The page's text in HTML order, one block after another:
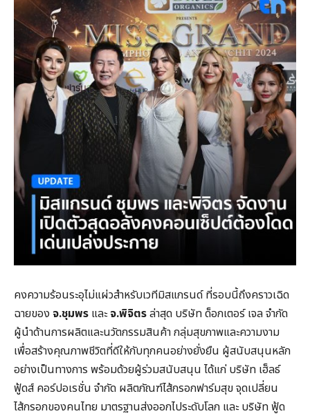
คงความร้อนระอุไม่แผ่วสำหรับเวทีมิสแกรนด์ ที่รอบนี้ถึงคราวเฉิด
ฉายของ จ.ชุมพร และจ.พิจิตรล่าสุด บริษัท ด็อกเตอร์ เจล จำกัด
ผู้นำด้านการผลิตและนวัตกรรมสินค้า กลุ่มสุขภาพและความงาม
เพื่อสร้างคุณภาพชีวิตที่ดีให้กับทุกคนอย่างยั่งยืน ผู้สนับสนุนหลัก
อย่างเป็นทางการ พร้อมด้วยผู้ร่วมสนับสนุน ได้แก่ บริษัท เฮ็ลธ์
ฟู้ดส์ คอร์ปอเรชั่น จำกัด ผลิตภัณฑ์ไส้กรอกฟาร์มสุข จุดเปลี่ยน
ไส้กรอกของคนไทย มาตรฐานส่งออกไประดับโลก และ บริษัท ฟู้ด